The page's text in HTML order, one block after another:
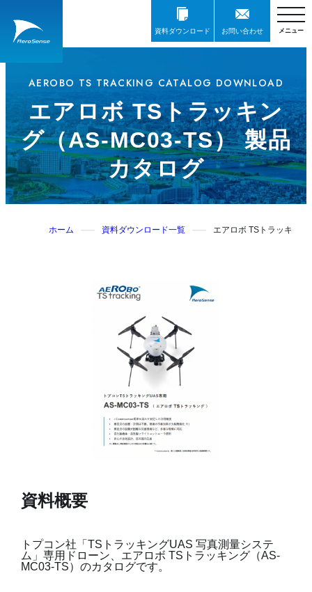
資料ダウンロード お問い合わせ
AEROBO TS TRACKING CATALOG DOWNLOAD
エアロボ TSトラッキン
グ（AS-MC03-TS） 製品
カタログ
ホーム 資料ダウンロード一覧 エアロボ TSトラッキン
資料概要
トプコン社「TSトラッキングUAS 写真測量システ
ム」専用ドローン、エアロボ TSトラッキング（AS-
MC03-TS）のカタログです。